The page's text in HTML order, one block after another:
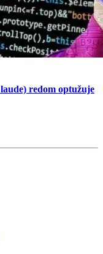
redom optužuje